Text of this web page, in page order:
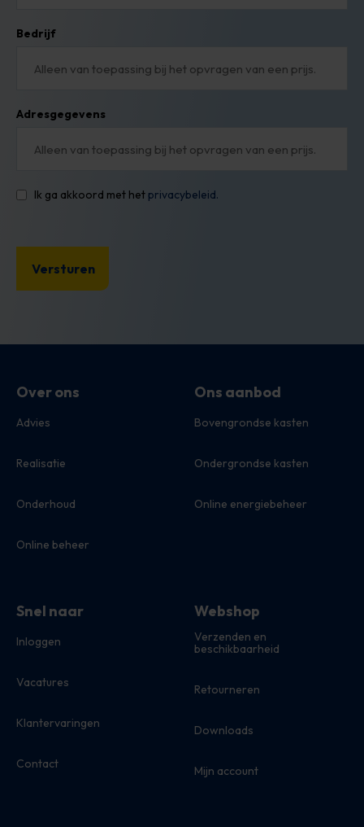
Bedrijf
Adresgegevens
Ik ga akkoord met hetprivacybeleid.
Over ons
Advies
Realisatie
Onderhoud
Online beheer
Ons aanbod
Bovengrondse kasten
Ondergrondse kasten
Online energiebeheer
Snel naar
Inloggen
Vacatures
Klantervaringen
Contact
Webshop
Verzenden en
beschikbaarheid
Retourneren
Downloads
Mijn account